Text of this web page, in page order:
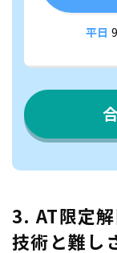
平日
3. AT限定
技術と難し